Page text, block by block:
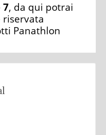
7, da qui potrai
riservata
Panathlon